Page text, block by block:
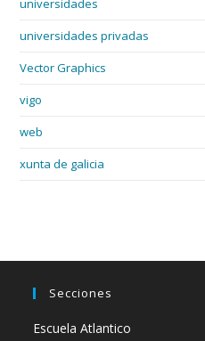
universidades
universidades privadas
Vector Graphics
vigo
web
xunta de galicia
Secciones
Escuela Atlantico